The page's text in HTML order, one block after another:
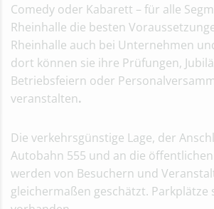
Comedy oder Kabarett – für alle
Rheinhalle die besten
Rheinhalle auch bei Unternehmen
dort können sie ihre Prüfungen,
Betriebsfeiern oder
veranstalten.
Die verkehrsgünstige Lage, der
Autobahn 555 und an die
werden von Besuchern und
gleichermaßen geschätzt. Parkplätze